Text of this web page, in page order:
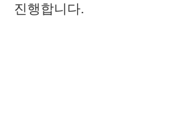
진행합니다.